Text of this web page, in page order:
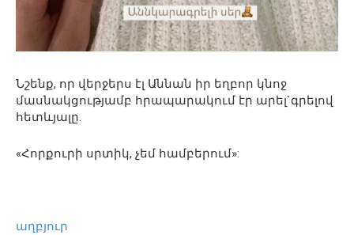
Նշենք, որ վերջերս էլ Աննան իր եղբոր կնոջ
մասնակցությամբ հրապարակում էր արել`գրելով
հետևյալը.
«Հորքուրի սրտիկ, չեմ համբերում»:
աղբյուր